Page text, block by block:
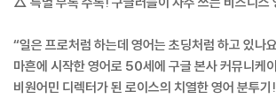
“일은 프로처럼 하는데 영어는 초딩처럼 하고 있나
마흔에 시작한 영어로 50세에 구글 본사 커뮤니케
비원어민 디렉터가 된 로이스의 치열한 영어 분투기!